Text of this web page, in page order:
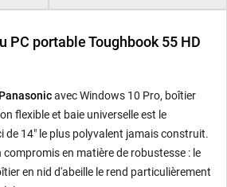
PC portable Toughbook 55 HD
avec Windows 10 Pro, boîtier
flexible et baie universelle est le
de 14" le plus polyvalent jamais construit.
en matière de robustesse : le
en nid d'abeille le rend particulièrement